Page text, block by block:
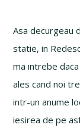
Asa decurgeau
statie, in
ma intrebe
ales cand noi
intr-un anume
iesirea de pe